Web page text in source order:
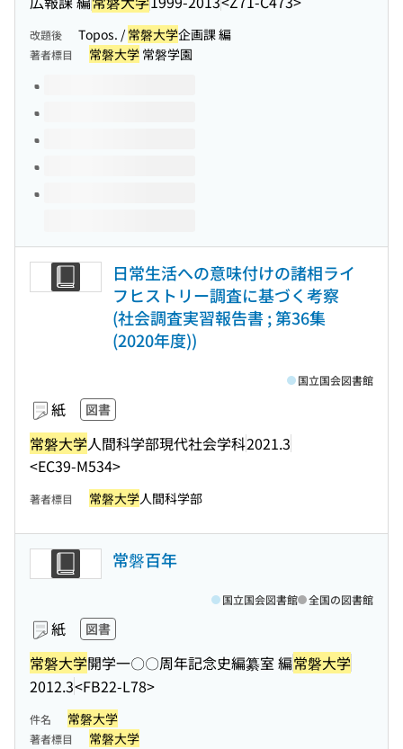
改題後 Topos. /常磐大学企画課 編
著者標目 常磐大学 常磐学園
このタイトルの巻号
日常生活への意味付けの諸相ライ
フヒストリー調査に基づく考察
(社会調査実習報告書 ; 第36集
(2020年度))
紙 図書
常磐大学人間科学部現代社会学科2021.3
<EC39-M534>
国立国会図書館
著者標目 常磐大学人間科学部
常磐百年
紙 図書
常磐大学開学一〇〇周年記念史編纂室 編常磐大学
2012.3<FB22-L78>
国立国会図書館 全国の図書館
件名 常磐大学
著者標目 常磐大学